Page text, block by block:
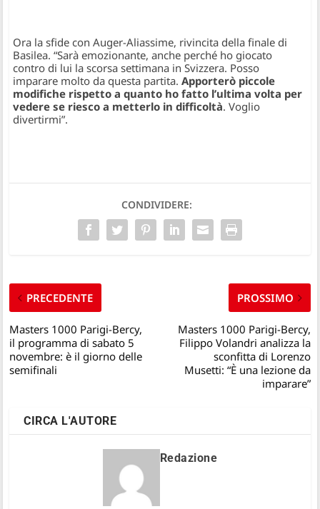
Ora la sfide con Auger-Aliassime, rivincita della finale di
Basilea.“Sarà emozionante, anche perché ho giocato
contro di lui la scorsa settimana in Svizzera. Posso
imparare molto da questa partita.Apporterò piccole
modifiche rispetto a quanto ho fatto l’ultima volta per
vedere se riesco a metterlo in difficoltà. Voglio
divertirmi”.
CONDIVIDERE:
PRECEDENTE
Masters 1000 Parigi-Bercy,
il programma di sabato 5
novembre: è il giorno delle
semifinali
PROSSIMO
Masters 1000 Parigi-Bercy,
Filippo Volandri analizza la
sconfitta di Lorenzo
Musetti: “È una lezione da
imparare”
CIRCA L'AUTORE
Redazione